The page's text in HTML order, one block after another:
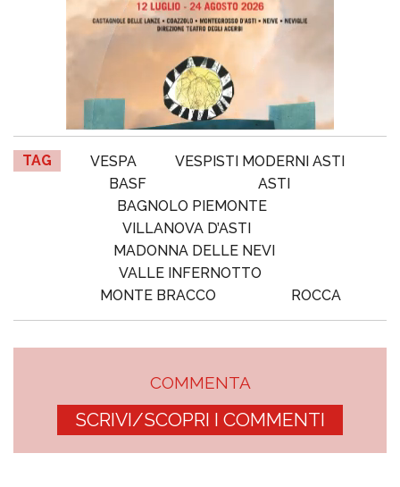
TAG VESPA
VESPISTI MODERNI ASTI
BASF
ASTI
BAGNOLO PIEMONTE
VILLANOVA D’ASTI
MADONNA DELLE NEVI
VALLE INFERNOTTO
MONTE BRACCO
ROCCA
COMMENTA
SCRIVI/SCOPRI I COMMENTI